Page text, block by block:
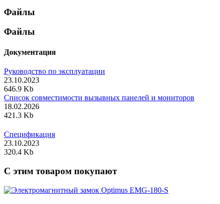
Файлы
Файлы
Документация
Руководство по эксплуатации
23.10.2023
646.9 Kb
Список совместимости вызывных панелей и мониторов
18.02.2026
421.3 Kb
Спецификация
23.10.2023
320.4 Kb
C этим товаром покупают